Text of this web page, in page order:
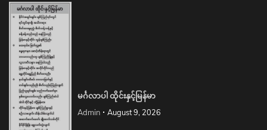
မင်္ဂလာပါ ထိုင်းနှင့်မြန်မာ
Admin August 9, 2026